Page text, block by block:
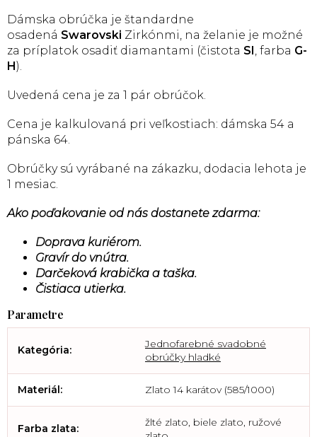
Dámska obrúčka je štandardne
osadená Swarovski Zirkónmi, na želanie je možné
za príplatok osadiť diamantami (čistota SI, farba G-
H).
Uvedená cena je za 1 pár obrúčok.
Cena je kalkulovaná pri veľkostiach: dámska 54 a
pánska 64.
Obrúčky sú vyrábané na zákazku, dodacia lehota je
1 mesiac.
Ako poďakovanie od nás dostanete zdarma:
Doprava kuriérom.
Gravír do vnútra.
Darčeková krabička a taška.
Čistiaca utierka.
Kategória:
Jednofarebné svadobné
obrúčky hladké
Materiál: Zlato 14 karátov (585/1000)
Farba zlata:
žlté zlato, biele zlato, ružové